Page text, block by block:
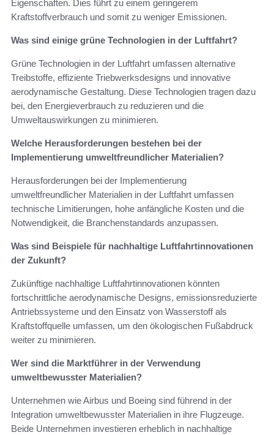
Eigenschaften. Dies führt zu einem geringerem
Kraftstoffverbrauch und somit zu weniger Emissionen.
Was sind einige grüne Technologien in der Luftfahrt?
Grüne Technologien in der Luftfahrt umfassen alternative
Treibstoffe, effiziente Triebwerksdesigns und innovative
aerodynamische Gestaltung. Diese Technologien tragen dazu
bei, den Energieverbrauch zu reduzieren und die
Umweltauswirkungen zu minimieren.
Welche Herausforderungen bestehen bei der
Implementierung umweltfreundlicher Materialien?
Herausforderungen bei der Implementierung
umweltfreundlicher Materialien in der Luftfahrt umfassen
technische Limitierungen, hohe anfängliche Kosten und die
Notwendigkeit, die Branchenstandards anzupassen.
Was sind Beispiele für nachhaltige Luftfahrtinnovationen
der Zukunft?
Zukünftige nachhaltige Luftfahrtinnovationen könnten
fortschrittliche aerodynamische Designs, emissionsreduzierte
Antriebssysteme und den Einsatz von Wasserstoff als
Kraftstoffquelle umfassen, um den ökologischen Fußabdruck
weiter zu minimieren.
Wer sind die Marktführer in der Verwendung
umweltbewusster Materialien?
Unternehmen wie Airbus und Boeing sind führend in der
Integration umweltbewusster Materialien in ihre Flugzeuge.
Beide Unternehmen investieren erheblich in nachhaltige